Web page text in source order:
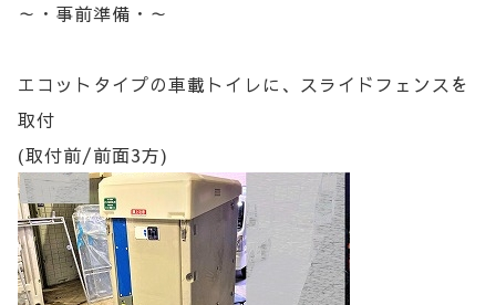
～・事前準備・～
エコットタイプの車載トイレに、スライドフェンスを
取付
(取付前/前面3方)